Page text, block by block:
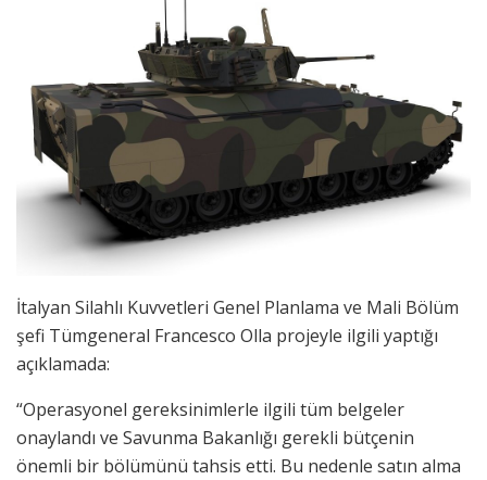
İtalyan Silahlı Kuvvetleri Genel Planlama ve Mali Bölüm
şefi Tümgeneral Francesco Olla projeyle ilgili yaptığı
açıklamada:
“Operasyonel gereksinimlerle ilgili tüm belgeler
onaylandı ve Savunma Bakanlığı gerekli bütçenin
önemli bir bölümünü tahsis etti. Bu nedenle satın alma